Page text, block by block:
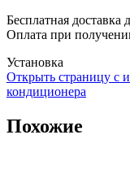
Бесплатная доставка
Оплата при
Установка
Открыть страницу с
кондиционера
Похожие